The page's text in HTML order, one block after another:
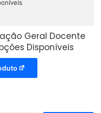
Geral Docente
Disponíveis